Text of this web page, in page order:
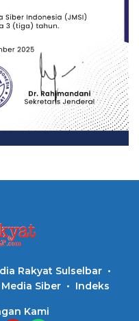
Rakyat Sulselbar
Siber Indeks
Kami